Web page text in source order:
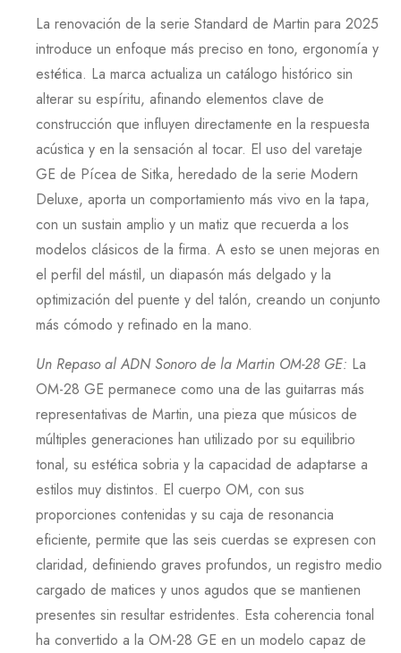
La renovación de la serie Standard de Martin para 2025
introduce un enfoque más preciso en tono, ergonomía y
estética. La marca actualiza un catálogo histórico sin
alterar su espíritu, afinando elementos clave de
construcción que influyen directamente en la respuesta
acústica y en la sensación al tocar. El uso del varetaje
GE de Pícea de Sitka, heredado de la serie Modern
Deluxe, aporta un comportamiento más vivo en la tapa,
con un sustain amplio y un matiz que recuerda a los
modelos clásicos de la firma. A esto se unen mejoras en
el perfil del mástil, un diapasón más delgado y la
optimización del puente y del talón, creando un conjunto
más cómodo y refinado en la mano.
Un Repaso al ADN Sonoro de la Martin OM-28 GE: La
OM-28 GE permanece como una de las guitarras más
representativas de Martin, una pieza que músicos de
múltiples generaciones han utilizado por su equilibrio
tonal, su estética sobria y la capacidad de adaptarse a
estilos muy distintos. El cuerpo OM, con sus
proporciones contenidas y su caja de resonancia
eficiente, permite que las seis cuerdas se expresen con
claridad, definiendo graves profundos, un registro medio
cargado de matices y unos agudos que se mantienen
presentes sin resultar estridentes. Esta coherencia tonal
ha convertido a la OM-28 GE en un modelo capaz de